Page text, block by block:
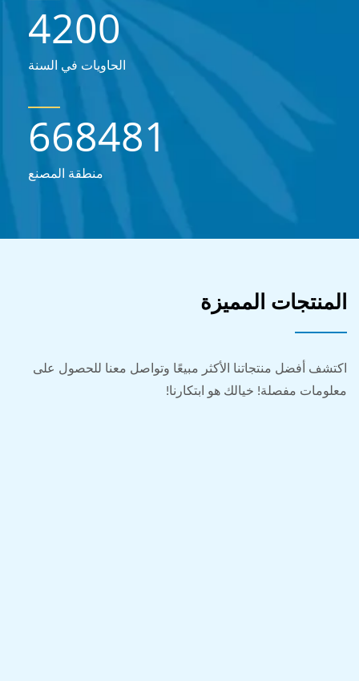
4200
الحاويات في السنة
668481
منطقة المصنع
المنتجات المميزة
اكتشف أفضل منتجاتنا الأكثر مبيعًا وتواصل معنا للحصول على
معلومات مفصلة! خيالك هو ابتكارنا!